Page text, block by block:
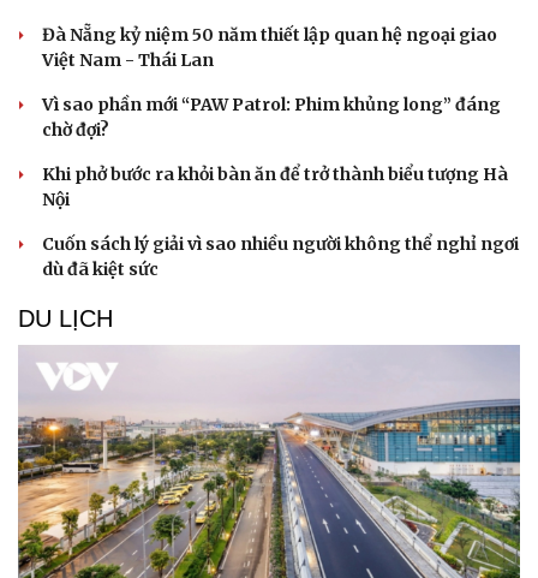
Đà Nẵng kỷ niệm 50 năm thiết lập quan hệ ngoại giao
Việt Nam - Thái Lan
Vì sao phần mới “PAW Patrol: Phim khủng long” đáng
chờ đợi?
Khi phở bước ra khỏi bàn ăn để trở thành biểu tượng Hà
Nội
Cuốn sách lý giải vì sao nhiều người không thể nghỉ ngơi
dù đã kiệt sức
DU LỊCH